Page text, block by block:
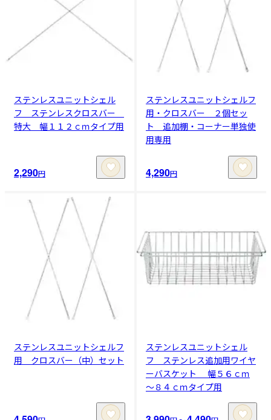
ステンレスユニットシェル
フ ステンレスクロスバー
特大 幅１１２ｃｍタイプ用
2,290円
ステンレスユニットシェルフ
用・クロスバー ２個セッ
ト 追加棚・コーナー単独使
用専用
4,290円
ステンレスユニットシェルフ
用 クロスバー（中）セット
ステンレスユニットシェル
フ ステンレス追加用ワイヤ
ーバスケット 幅５６ｃｍ
～８４ｃｍタイプ用